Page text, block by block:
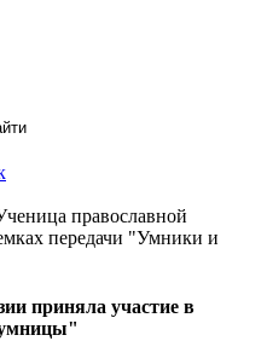
православной
передачи "Умники и
приняла участие в